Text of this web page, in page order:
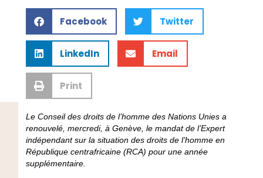
Facebook Twitter
LinkedIn Email
Print
Le Conseil des droits de l’homme des Nations Unies a
renouvelé, mercredi, à Genève, le mandat de l’Expert
indépendant sur la situation des droits de l’homme en
République centrafricaine (RCA) pour une année
supplémentaire.